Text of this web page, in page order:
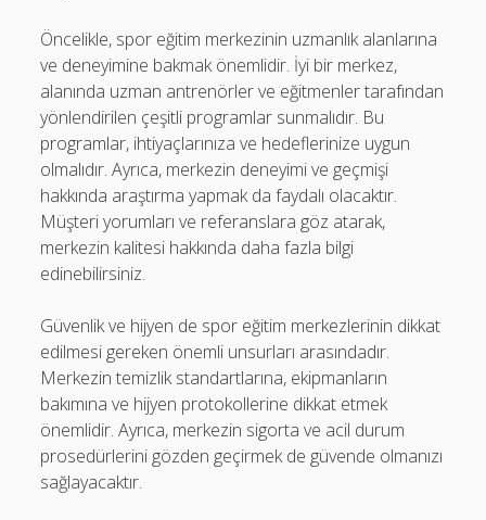
Öncelikle, spor eğitim merkezinin uzmanlık alanlarına
ve deneyimine bakmak önemlidir. İyi bir merkez,
alanında uzman antrenörler ve eğitmenler tarafından
yönlendirilen çeşitli programlar sunmalıdır. Bu
programlar, ihtiyaçlarınıza ve hedeflerinize uygun
olmalıdır. Ayrıca, merkezin deneyimi ve geçmişi
hakkında araştırma yapmak da faydalı olacaktır.
Müşteri yorumları ve referanslara göz atarak,
merkezin kalitesi hakkında daha fazla bilgi
edinebilirsiniz.
Güvenlik ve hijyen de spor eğitim merkezlerinin dikkat
edilmesi gereken önemli unsurları arasındadır.
Merkezin temizlik standartlarına, ekipmanların
bakımına ve hijyen protokollerine dikkat etmek
önemlidir. Ayrıca, merkezin sigorta ve acil durum
prosedürlerini gözden geçirmek de güvende olmanızı
sağlayacaktır.